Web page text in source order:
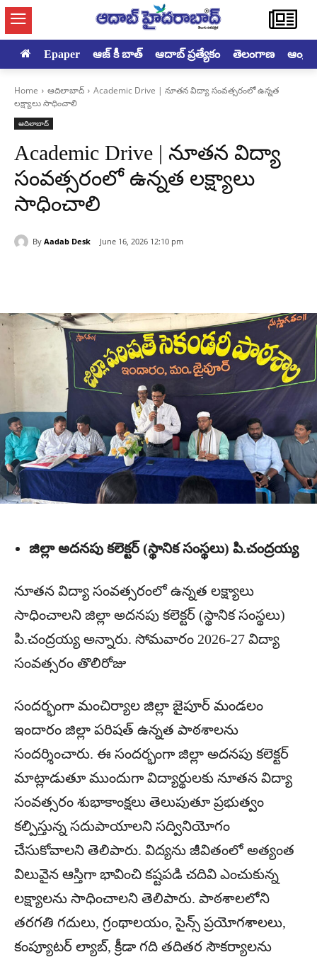
Epaper ఆజ్ కీ బాత్ ఆదాబ్ ప్రత్యేకం తెలంగాణ
Home ఆదిలాబాద్
Academic Drive | నూతన విద్యా సంవత్సరంలో ఉన్నత
లక్ష్యాలు సాధించాలి
ఆదిలాబాద్
Academic Drive | నూతన విద్యా
సంవత్సరంలో ఉన్నత లక్ష్యాలు
సాధించాలి
By Aadab Desk June 16, 2026 12:10 pm
జిల్లా అదనపు కలెక్టర్ (స్థానిక సంస్థలు) పి.చంద్రయ్య
నూతన విద్యా సంవత్సరంలో ఉన్నత లక్ష్యాలు
సాధించాలని జిల్లా అదనపు కలెక్టర్ (స్థానిక సంస్థలు)
పి.చంద్రయ్య అన్నారు. సోమవారం 2026-27 విద్యా
సంవత్సరం తొలిరోజు
సందర్భంగా మంచిర్యాల జిల్లా జైపూర్ మండలం
ఇందారం జిల్లా పరిషత్ ఉన్నత పాఠశాలను
సందర్శించారు. ఈ సందర్భంగా జిల్లా అదనపు కలెక్టర్
మాట్లాడుతూ ముందుగా విద్యార్థులకు నూతన విద్యా
సంవత్సరం శుభాకాంక్షలు తెలుపుతూ ప్రభుత్వం
కల్పిస్తున్న సదుపాయాలని సద్వినియోగం
చేసుకోవాలని తెలిపారు. విద్యను జీవితంలో అత్యంత
విలువైన ఆస్తిగా భావించి కష్టపడి చదివి ఎంచుకున్న
లక్ష్యాలను సాధించాలని తెలిపారు. పాఠశాలలోని
తరగతి గదులు, గ్రంథాలయం, సైన్స్ ప్రయోగశాలలు,
కంప్యూటర్ ల్యాబ్, క్రీడా గది తదితర సౌకర్యాలను